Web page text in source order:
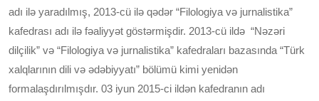
adı ilə yaradılmış, 2013-cü ilə qədər “Filologiya və jurnalistika”
kafedrası adı ilə fəaliyyət göstərmişdir. 2013-cü ildə “Nəzəri
dilçilik” və “Filologiya və jurnalistika” kafedraları bazasında “Türk
xalqlarının dili və ədəbiyyatı” bölümü kimi yenidən
formalaşdırılmışdır. 03 iyun 2015-ci ildən kafedranın adı